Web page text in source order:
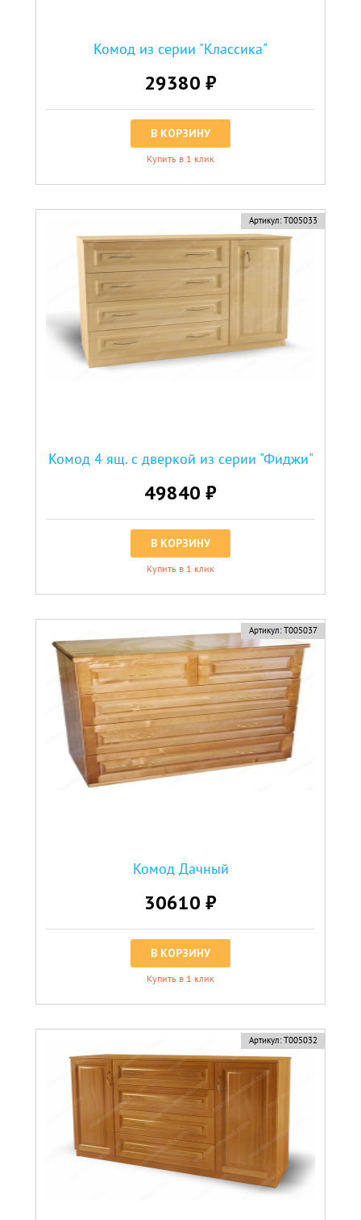
Комод из серии "Классика"
29380 ₽
В КОРЗИНУ
Купить в 1 клик
Артикул: Т005033
Комод 4 ящ. с дверкой из серии "Фиджи"
49840 ₽
В КОРЗИНУ
Купить в 1 клик
Артикул: Т005037
Комод Дачный
30610 ₽
В КОРЗИНУ
Купить в 1 клик
Артикул: Т005032